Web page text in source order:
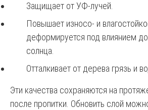
Защищает от УФ-лучей.
Повышает износо- и
деформируется под влиянием
солнца.
Отталкивает от дерева грязь и
Эти качества сохраняются на
после пропитки. Обновить слой